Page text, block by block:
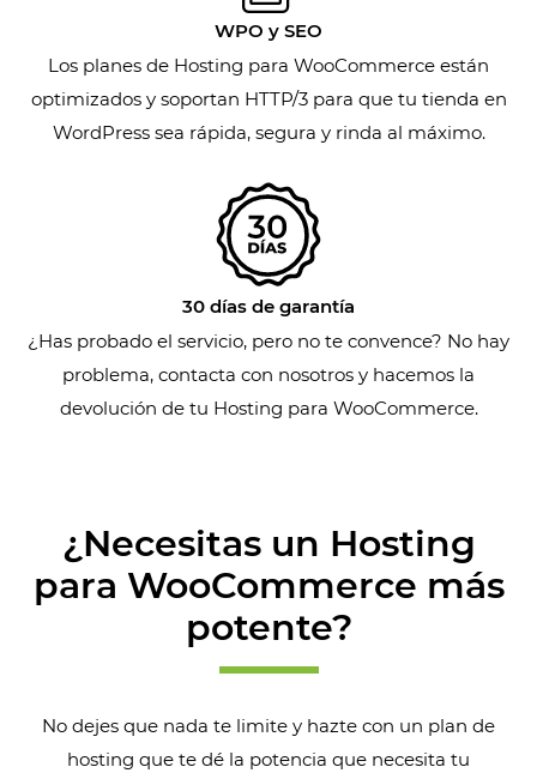
WPO y SEO
Los planes de Hosting para WooCommerce están
optimizados y soportan HTTP/3 para que tu tienda en
WordPress sea rápida, segura y rinda al máximo.
30 días de garantía
¿Has probado el servicio, pero no te convence? No hay
problema, contacta con nosotros y hacemos la
devolución de tu Hosting para WooCommerce.
¿Necesitas un Hosting
para WooCommerce más
potente?
No dejes que nada te limite y hazte con un plan de
hosting que te dé la potencia que necesita tu